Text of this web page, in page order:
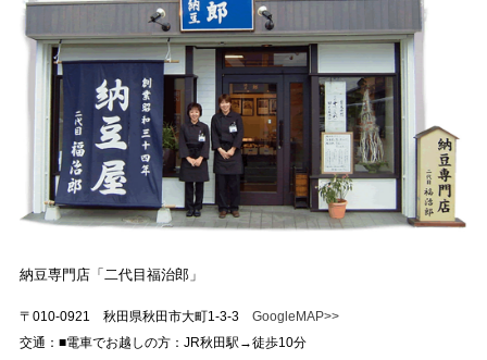
納豆専門店「二代目福治郎」
〒010-0921 秋田県秋田市大町1-3-3 GoogleMAP>>
交通：■電車でお越しの方：JR秋田駅→徒歩10分